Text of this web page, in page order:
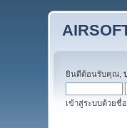
ยินดีต้อนรับคุณ,
เข้าสู่ระบบด้วยชื่